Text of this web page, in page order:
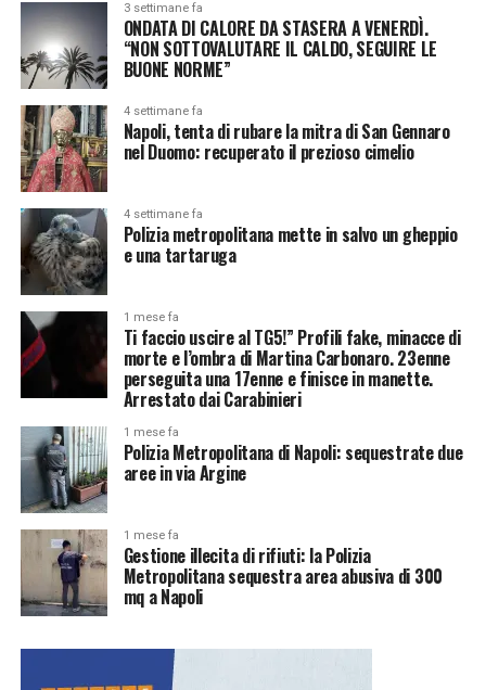
3 settimane fa
ONDATA DI CALORE DA STASERA A VENERDÌ.
“NON SOTTOVALUTARE IL CALDO, SEGUIRE LE
BUONE NORME”
4 settimane fa
Napoli, tenta di rubare la mitra di San Gennaro
nel Duomo: recuperato il prezioso cimelio
4 settimane fa
Polizia metropolitana mette in salvo un gheppio
e una tartaruga
1 mese fa
Ti faccio uscire al TG5!” Profili fake, minacce di
morte e l’ombra di Martina Carbonaro. 23enne
perseguita una 17enne e finisce in manette.
Arrestato dai Carabinieri
1 mese fa
Polizia Metropolitana di Napoli: sequestrate due
aree in via Argine
1 mese fa
Gestione illecita di rifiuti: la Polizia
Metropolitana sequestra area abusiva di 300
mq a Napoli